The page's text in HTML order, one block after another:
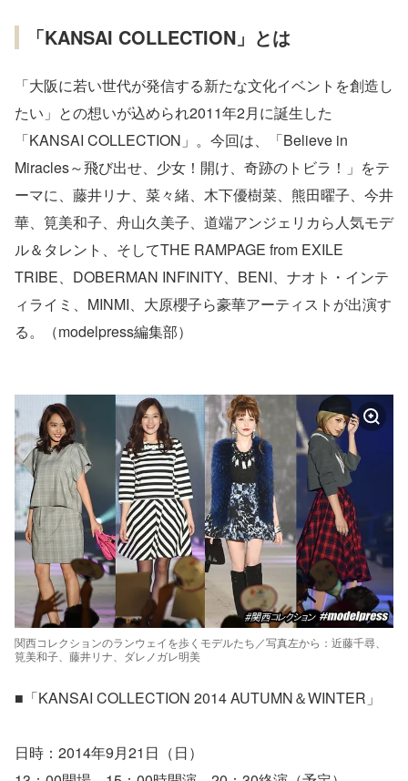
「KANSAI COLLECTION」とは
「大阪に若い世代が発信する新たな文化イベントを創造し
たい」との想いが込められ2011年2月に誕生した
「KANSAI COLLECTION」。今回は、「Believe in
Miracles～飛び出せ、少女！開け、奇跡のトビラ！」をテ
ーマに、藤井リナ、菜々緒、木下優樹菜、熊田曜子、今井
華、筧美和子、舟山久美子、道端アンジェリカら人気モデ
ル＆タレント、そしてTHE RAMPAGE from EXILE
TRIBE、DOBERMAN INFINITY、BENI、ナオト・インテ
ィライミ、MINMI、大原櫻子ら豪華アーティストが出演す
る。（modelpress編集部）
関西コレクションのランウェイを歩くモデルたち／写真左から：近藤千尋、
筧美和子、藤井リナ、ダレノガレ明美
■「KANSAI COLLECTION 2014 AUTUMN＆WINTER」
日時：2014年9月21日（日）